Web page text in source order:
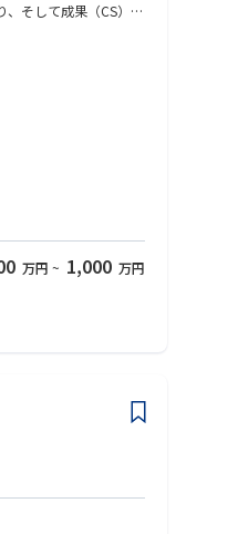
そして成果（CS）ま
万円 ~ 1,000 万円